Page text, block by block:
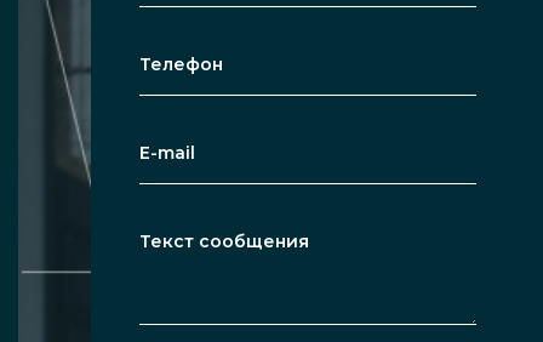
Предлагаем перегородки практичного
черного оттенка из упрочненного стекла для
жилых и общественных пространств от
производителя — привезём их и установим.
Виды перегородок
чёрный цвет, могут быть изготовлены как из